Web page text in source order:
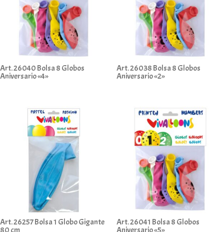
Art. 26040 Bolsa 8 Globos
Aniversario «4»
Art. 26038 Bolsa 8 Globos
Aniversario «2»
Art. 26257 Bolsa 1 Globo Gigante
80 cm
Art. 26041 Bolsa 8 Globos
Aniversario «5»